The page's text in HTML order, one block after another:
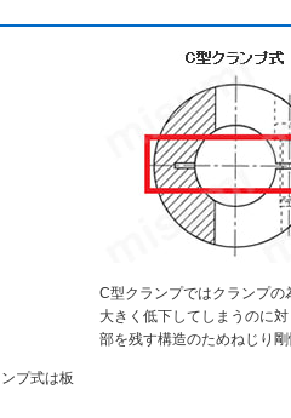
プ式は板
C型クランプではクランプ
大きく低下してしまうのに
部を残す構造のためねじり